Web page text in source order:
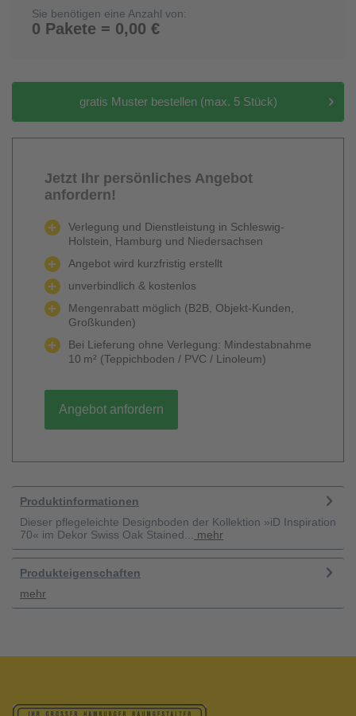
Sie benötigen eine Anzahl von:
0 Pakete = 0,00 €
gratis Muster bestellen (max. 5 Stück)
Jetzt Ihr persönliches Angebot
anfordern!
Verlegung und Dienstleistung in Schleswig-
Holstein, Hamburg und Niedersachsen
Angebot wird kurzfristig erstellt
unverbindlich & kostenlos
Mengenrabatt möglich (B2B, Objekt-Kunden,
Großkunden)
Bei Lieferung ohne Verlegung: Mindestabnahme
10 m² (Teppichboden / PVC / Linoleum)
Angebot anfordern
Produktinformationen
Dieser pflegeleichte Designboden der Kollektion »iD Inspiration
70« im Dekor Swiss Oak Stained...
mehr
Produkteigenschaften
mehr